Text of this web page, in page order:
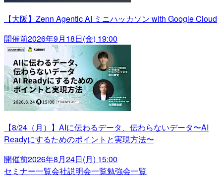
【大阪】Zenn Agentic AI ミニハッカソン with Google Cloud
開催前2026年9月18日(金) 19:00
【8/24（月）】AIに伝わるデータ、伝わらないデータ〜AI
Readyにするためのポイントと実現方法〜
開催前2026年8月24日(月) 15:00
セミナー一覧会社説明会一覧勉強会一覧